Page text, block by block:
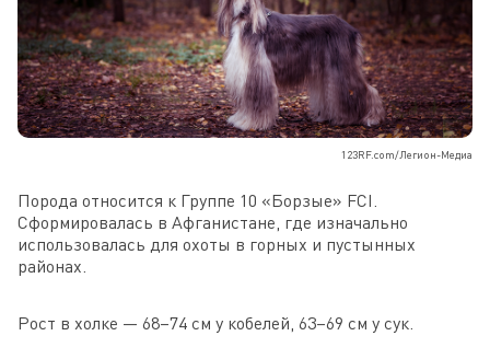
123RF.com/Легион-Медиа
Порода относится к Группе 10 «Борзые» FCI.
Сформировалась в Афганистане, где изначально
использовалась для охоты в горных и пустынных
районах.
Рост в холке — 68–74 см у кобелей, 63–69 см у сук.